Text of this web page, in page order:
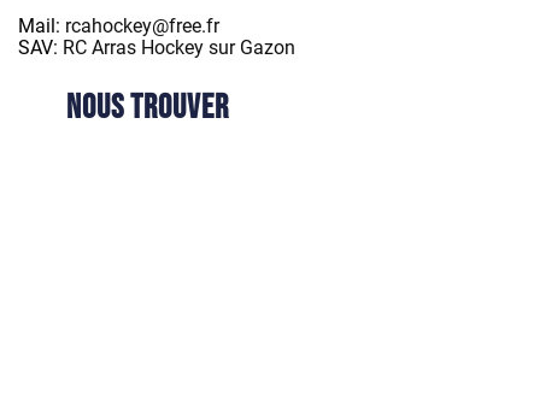
Mail: rcahockey@free.fr
SAV: RC Arras Hockey sur Gazon
Nous trouver